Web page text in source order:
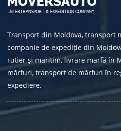
Transport din Moldova, transport
companie de expediție din
rutier și maritim, livrare marfă în
mărfuri, transport de mărfuri în
expediere.